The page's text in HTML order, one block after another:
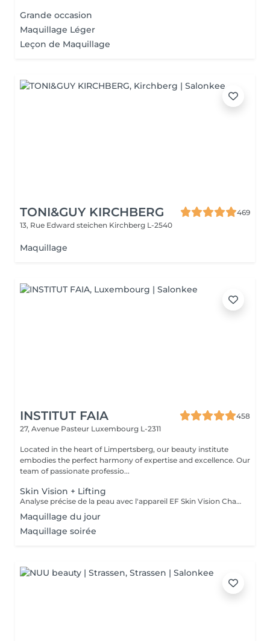
Grande occasion
Maquillage Léger
Leçon de Maquillage
TONI&GUY KIRCHBERG
469
13, Rue Edward steichen Kirchberg L-2540
Maquillage
INSTITUT FAIA
458
27, Avenue Pasteur Luxembourg L-2311
Located in the heart of Limpertsberg, our beauty institute
embodies the perfect harmony of expertise and excellence. Our
team of passionate professio...
Skin Vision + Lifting
Analyse précise de la peau avec l'appareil EF Skin Vision Chaque peau étant unique, nous analysons ensemble les besoins actuels de votre peau. L'appareil diagnostic effectue une analyse complète. Il détermine l'identité de votre peau en quelques minutes, en se basant sur 9 paramètres spécifiques: hydratation, excès de sébum, élasticité, desquamation, pores, taches pigmentaires, rides pattes d'oie, rides du front, couperose. Soin anti-âge liftant pour une peau plus ferme. Les produits pénètrent profondément grâce au, Sono Lifter qui permet également d'agir sur les cicatrices d'acné. Le relâchement de la peau, les rides et les rides d'expression sont atténuées grâce au RF Tightener. Pour raffermir et redessiner l'ovale du visage.
Maquillage du jour
Maquillage soirée